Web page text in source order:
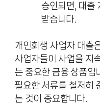
승인되면, 대출
받습니다.
개인회생 사업자 대출
사업자들이 사업을 지
는 중요한 금융 상품입
필요한 서류를 철저히
는 것이 중요합니다.